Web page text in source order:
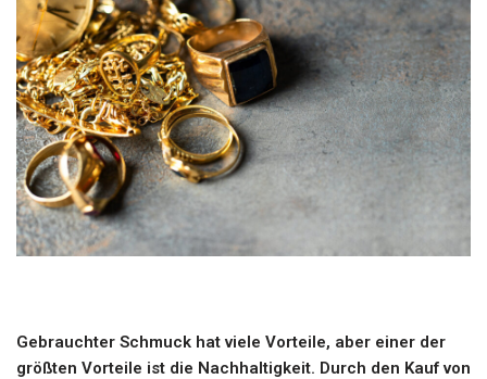
Gebrauchter Schmuck hat viele Vorteile, aber einer der
größten Vorteile ist die Nachhaltigkeit. Durch den Kauf von